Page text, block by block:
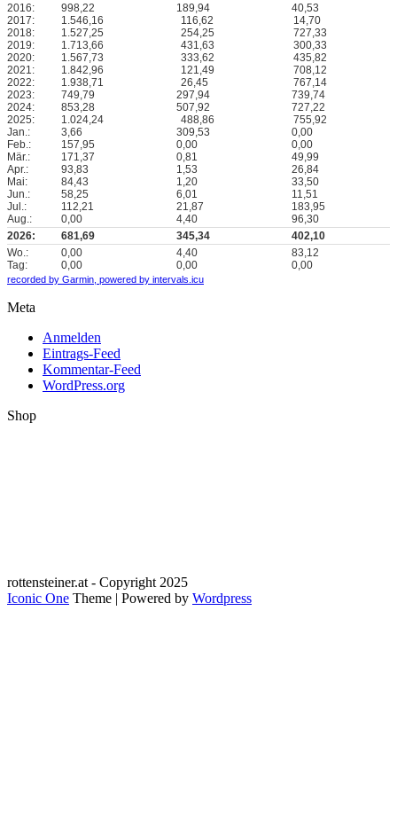
2016: 998,22 189,94
40,53
2017:
1.546,16 116,62
14,70
2018:
1.527,25 254,25
727,33
2019:
1.713,66 431,63
300,33
2020:
1.567,73 333,62
435,82
2021:
1.842,96 121,49
708,12
2022:
1.938,71 26,45
767,14
2023:
749,79 297,94
739,74
2024:
853,28 507,92
727,22
2025:
1.024,24 488,86
755,92
Jan.:
3,66 309,53
0,00
Feb.:
157,95 0,00
0,00
Mär.:
171,37 0,81
49,99
Apr.:
93,83 1,53
26,84
Mai:
84,43 1,20
33,50
Jun.:
58,25 6,01
11,51
Jul.:
112,21 21,87
183,95
Aug.:
0,00 4,40
96,30
2026:
681,69 345,34
402,10
Wo.:
0,00 4,40
83,12
Tag:
0,00 0,00 0,00
recorded by Garmin, powered by intervals.icu
Meta
Anmelden
Eintrags-Feed
Kommentar-Feed
WordPress.org
Shop
rottensteiner.at - Copyright 2025
Iconic One Theme | Powered by Wordpress